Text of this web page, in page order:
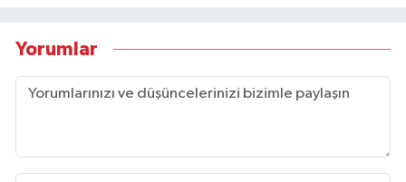
Yorumlar